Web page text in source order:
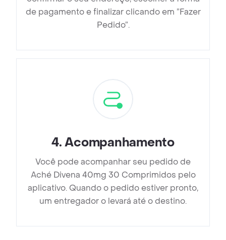
de pagamento e finalizar clicando em ”Fazer
Pedido”.
4.Acompanhamento
Você pode acompanhar seu pedido de
Aché Divena 40mg 30 Comprimidos pelo
aplicativo. Quando o pedido estiver pronto,
um entregador o levará até o destino.